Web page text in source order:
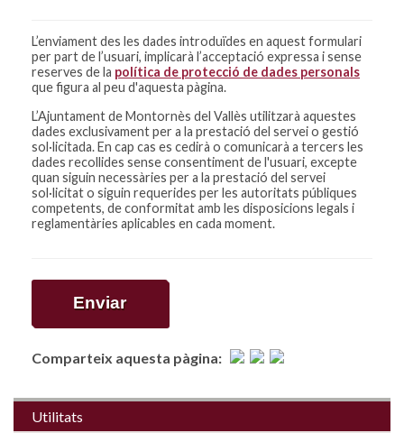
L’enviament des les dades introduïdes en aquest formulari
per part de l’usuari, implicarà l’acceptació expressa i sense
reserves de la política de protecció de dades personals
que figura al peu d'aquesta pàgina.
L’Ajuntament de Montornès del Vallès utilitzarà aquestes
dades exclusivament per a la prestació del servei o gestió
sol·licitada. En cap cas es cedirà o comunicarà a tercers les
dades recollides sense consentiment de l'usuari, excepte
quan siguin necessàries per a la prestació del servei
sol·licitat o siguin requerides per les autoritats públiques
competents, de conformitat amb les disposicions legals i
reglamentàries aplicables en cada moment.
Comparteix aquesta pàgina:
Utilitats